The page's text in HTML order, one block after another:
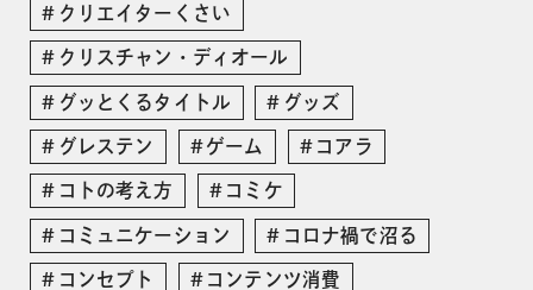
クリエイターくさい
クリスチャン・ディオール
グッとくるタイトル グッズ
グレステン ゲーム コアラ
コトの考え方 コミケ
コミュニケーション コロナ禍で沼る
コンセプト コンテンツ消費